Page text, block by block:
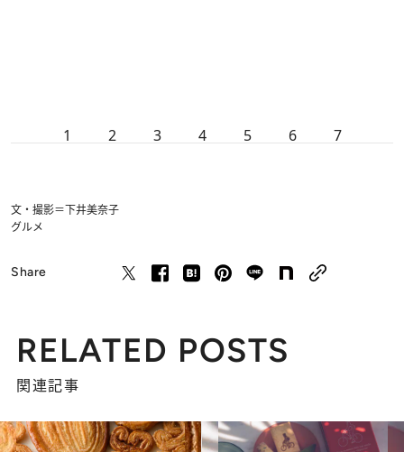
1 2 3 4 5 6 7
文・撮影＝下井美奈子
グルメ
Share
RELATED POSTS
関連記事